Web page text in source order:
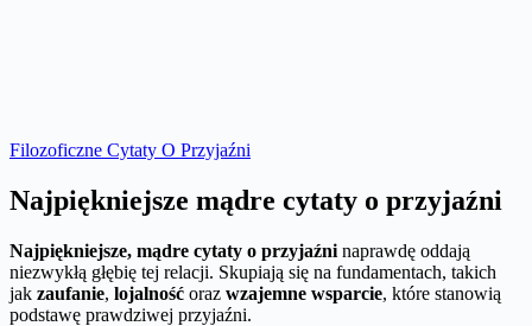
Filozoficzne Cytaty O Przyjaźni
Najpiękniejsze mądre cytaty o przyjaźni
Najpiękniejsze, mądre cytaty o przyjaźni naprawdę oddają
niezwykłą głębię tej relacji. Skupiają się na fundamentach, takich
jak zaufanie, lojalność oraz wzajemne wsparcie, które stanowią
podstawę prawdziwej przyjaźni.